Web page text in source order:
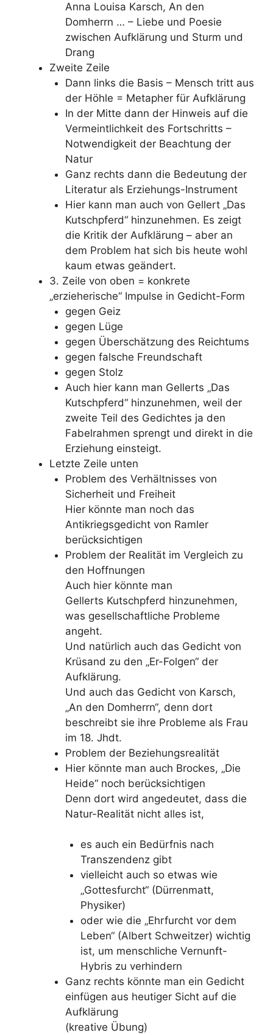
Anna Louisa Karsch, An den
Domherrn … – Liebe und Poesie
zwischen Aufklärung und Sturm und
Drang
Zweite Zeile
Dann links die Basis – Mensch tritt aus
der Höhle = Metapher für Aufklärung
In der Mitte dann der Hinweis auf die
Vermeintlichkeit des Fortschritts –
Notwendigkeit der Beachtung der
Natur
Ganz rechts dann die Bedeutung der
Literatur als Erziehungs-Instrument
Hier kann man auch von Gellert „Das
Kutschpferd“ hinzunehmen. Es zeigt
die Kritik der Aufklärung – aber an
dem Problem hat sich bis heute wohl
kaum etwas geändert.
3. Zeile von oben = konkrete
„erzieherische“ Impulse in Gedicht-Form
gegen Geiz
gegen Lüge
gegen Überschätzung des Reichtums
gegen falsche Freundschaft
gegen Stolz
Auch hier kann man Gellerts „Das
Kutschpferd“ hinzunehmen, weil der
zweite Teil des Gedichtes ja den
Fabelrahmen sprengt und direkt in die
Erziehung einsteigt.
Letzte Zeile unten
Problem des Verhältnisses von
Sicherheit und Freiheit
Hier könnte man noch das
Antikriegsgedicht von Ramler
berücksichtigen
Problem der Realität im Vergleich zu
den Hoffnungen
Auch hier könnte man
Gellerts Kutschpferd hinzunehmen,
was gesellschaftliche Probleme
angeht.
Und natürlich auch das Gedicht von
Krüsand zu den „Er-Folgen“ der
Aufklärung.
Und auch das Gedicht von Karsch,
„An den Domherrn“, denn dort
beschreibt sie ihre Probleme als Frau
im 18. Jhdt.
Problem der Beziehungsrealität
Hier könnte man auch Brockes, „Die
Heide“ noch berücksichtigen
Denn dort wird angedeutet, dass die
Natur-Realität nicht alles ist,
es auch ein Bedürfnis nach
Transzendenz gibt
vielleicht auch so etwas wie
„Gottesfurcht“ (Dürrenmatt,
Physiker)
oder wie die „Ehrfurcht vor dem
Leben“ (Albert Schweitzer) wichtig
ist, um menschliche Vernunft-
Hybris zu verhindern
Ganz rechts könnte man ein Gedicht
einfügen aus heutiger Sicht auf die
Aufklärung
(kreative Übung)